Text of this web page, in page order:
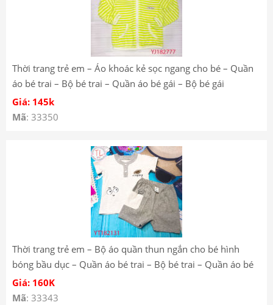
Thời trang trẻ em – Áo khoác kẻ sọc ngang cho bé – Quần
áo bé trai – Bộ bé trai – Quần áo bé gái – Bộ bé gái
YJ182777 YJ182736
Giá: 145k
Mã: 33350
Thời trang trẻ em – Bộ áo quần thun ngắn cho bé hình
bóng bầu dục – Quần áo bé trai – Bộ bé trai – Quần áo bé
gái – Bộ bé gái YT182131
Giá: 160K
Mã: 33343